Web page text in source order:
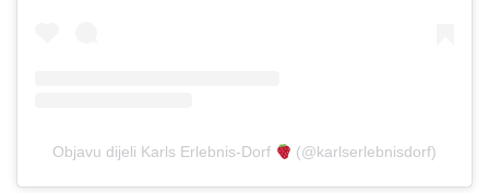
Objavu dijeli Karls Erlebnis-Dorf (@karlserlebnisdorf)